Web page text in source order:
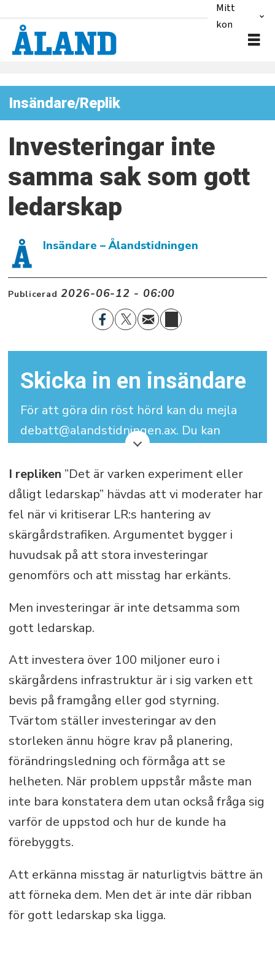
Mitt
konto
Insändare/Replik
Investeringar inte
samma sak som gott
ledarskap
Insändare – Ålandstidningen
Publicerad 2026-06-12 - 06:00
Skicka in en insändare
För att göra din röst hörd kan du mejla
debatt@alandstidningen.ax. Du kan
skriva under med signatur men vi
behöver dina kontaktuppgifter.
Din insändare får maximalt bestå av
3.000 tecken (inklusive mellanslag).
I repliken ”Det är varken experiment eller
dåligt ledarskap” hävdas att vi moderater har
fel när vi kritiserar LR:s hantering av
skärgårdstrafiken. Argumentet bygger i
huvudsak på att stora investeringar
genomförs och att misstag har erkänts.
Men investeringar är inte detsamma som
gott ledarskap.
Att investera över 100 miljoner euro i
skärgårdens infrastruktur är i sig varken ett
bevis på framgång eller god styrning.
Tvärtom ställer investeringar av den
storleken ännu högre krav på planering,
förändringsledning och förmåga att se
helheten. När problem uppstår måste man
inte bara konstatera dem utan också fråga sig
varför de uppstod och hur de kunde ha
förebyggts.
Att erkänna misstag är naturligtvis bättre än
att förneka dem. Men det är inte där ribban
för gott ledarskap ska ligga.